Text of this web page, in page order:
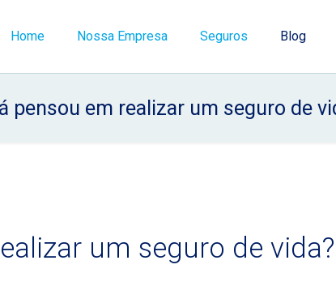
Home Nossa Empresa Seguros Blog
pensou em realizar um seguro de
um seguro de vida?